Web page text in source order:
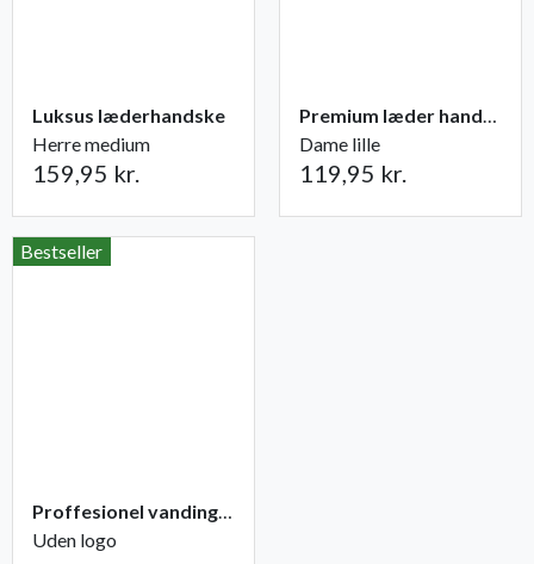
Luksus læderhandske
Herre medium
159,95 kr.
Premium læder handske Flutter
Dame lille
119,95 kr.
Bestseller
Proffesionel vandingspose 100 liter
Uden logo